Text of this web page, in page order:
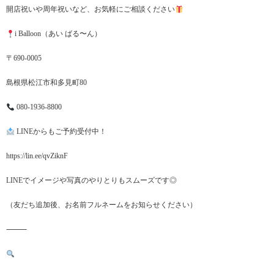
開店祝いや周年祝いなど、お気軽にご相談ください
i Balloon（あい ばる〜ん）
〒690-0005
島根県松江市和多見町80
080-1936-8800
LINEからもご予約受付中！
https://lin.ee/qvZiknF
LINEでイメージや写真のやりとりもスムーズです◎
（友だち追加後、お名前フルネームをお知らせください）
⸻